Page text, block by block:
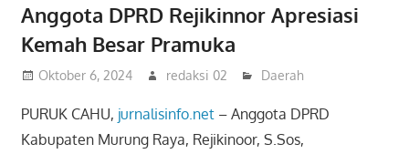
Anggota DPRD Rejikinnor Apresiasi
Kemah Besar Pramuka
Oktober 6, 2024 redaksi 02 Daerah
PURUK CAHU, jurnalisinfo.net– Anggota DPRD
Kabupaten Murung Raya, Rejikinoor, S.Sos,